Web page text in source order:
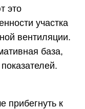
это
участка
вентиляции.
база,
прибегнуть к